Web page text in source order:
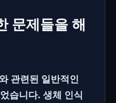
문제들을 해
관련된 일반적인
습니다. 생체 인식